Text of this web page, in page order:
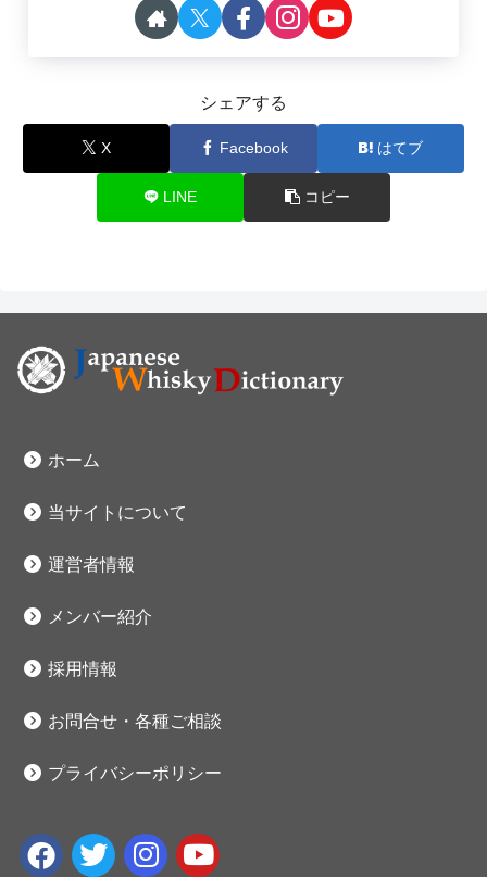
シェアする
X Facebook はてブ
LINE コピー
ホーム
当サイトについて
運営者情報
メンバー紹介
採用情報
お問合せ・各種ご相談
プライバシーポリシー